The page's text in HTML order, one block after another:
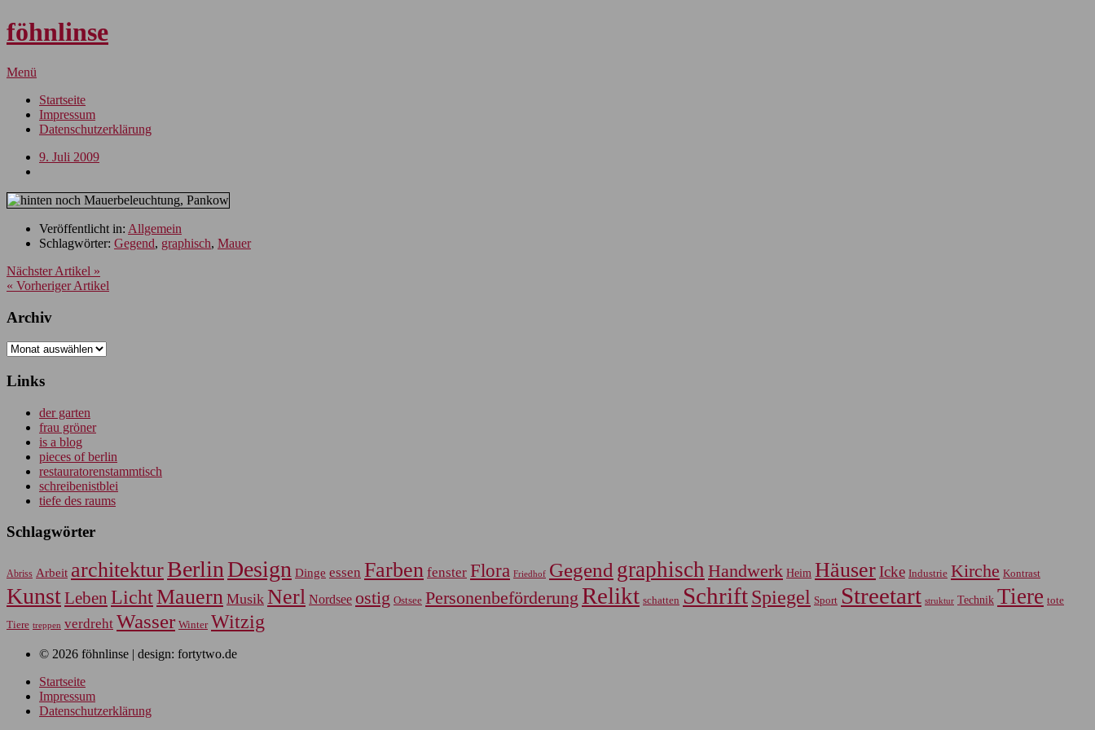
föhnlinse
Menü
Startseite
Impressum
Datenschutzerklärung
9. Juli 2009
Veröffentlicht in: Allgemein
Schlagwörter: Gegend, graphisch, Mauer
Nächster Artikel »
« Vorheriger Artikel
Archiv
Archiv
Links
der garten
frau gröner
is a blog
pieces of berlin
restauratorenstammtisch
schreibenistblei
tiefe des raums
Schlagwörter
Abriss Arbeit architekturBerlin Design Dinge essen Farben fenster Flora Friedhof Gegend graphisch Handwerk Heim HäuserIcke Industrie Kirche Kontrast
KunstLeben LichtMauern Musik Nerl Nordsee ostig Ostsee Personenbeförderung Relikt schatten SchriftSpiegel Sport Streetart struktur Technik Tiere tote
Tiere treppen verdreht Wasser Winter Witzig
© 2026 föhnlinse | design: fortytwo.de
Startseite
Impressum
Datenschutzerklärung